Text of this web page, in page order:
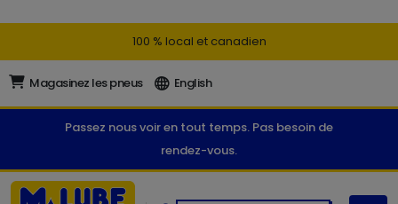
100 % local et canadien
Magasinez les pneus English
Passez nous voir en tout temps. Pas besoin de
rendez-vous.